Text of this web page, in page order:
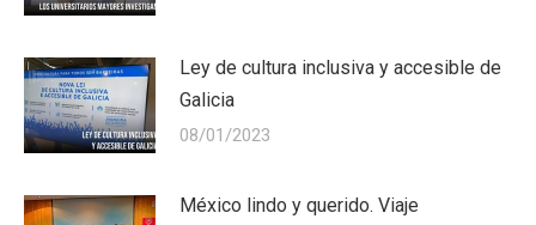
Ley de cultura inclusiva y accesible de
Galicia
08/01/2023
México lindo y querido. Viaje